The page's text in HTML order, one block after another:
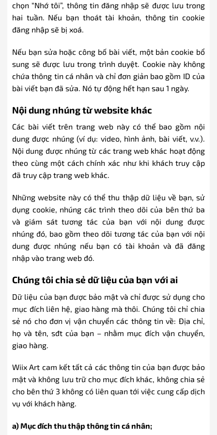
chọn “Nhớ tôi”, thông tin đăng nhập sẽ được lưu trong
hai tuần. Nếu bạn thoát tài khoản, thông tin cookie
đăng nhập sẽ bị xoá.
Nếu bạn sửa hoặc công bố bài viết, một bản cookie bổ
sung sẽ được lưu trong trình duyệt. Cookie này không
chứa thông tin cá nhân và chỉ đơn giản bao gồm ID của
bài viết bạn đã sửa. Nó tự động hết hạn sau 1 ngày.
Nội dung nhúng từ website khác
Các bài viết trên trang web này có thể bao gồm nội
dung được nhúng (ví dụ: video, hình ảnh, bài viết, v.v.).
Nội dung được nhúng từ các trang web khác hoạt động
theo cùng một cách chính xác như khi khách truy cập
đã truy cập trang web khác.
Những website này có thể thu thập dữ liệu về bạn, sử
dụng cookie, nhúng các trình theo dõi của bên thứ ba
và giám sát tương tác của bạn với nội dung được
nhúng đó, bao gồm theo dõi tương tác của bạn với nội
dung được nhúng nếu bạn có tài khoản và đã đăng
nhập vào trang web đó.
Chúng tôi chia sẻ dữ liệu của bạn với ai
Dữ liệu của bạn được bảo mật và chỉ được sử dụng cho
mục đích liên hệ, giao hàng mà thôi. Chúng tôi chỉ chia
sẻ nó cho đơn vị vận chuyển các thông tin về: Địa chỉ,
họ và tên, sđt của bạn – nhằm mục đích vận chuyển,
giao hàng.
Wiix Art cam kết tất cả các thông tin của bạn được bảo
mật và không lưu trữ cho mục đích khác, không chia sẻ
cho bên thứ 3 không có liên quan tới việc cung cấp dịch
vụ với khách hàng.
a) Mục đích thu thập thông tin cá nhân;